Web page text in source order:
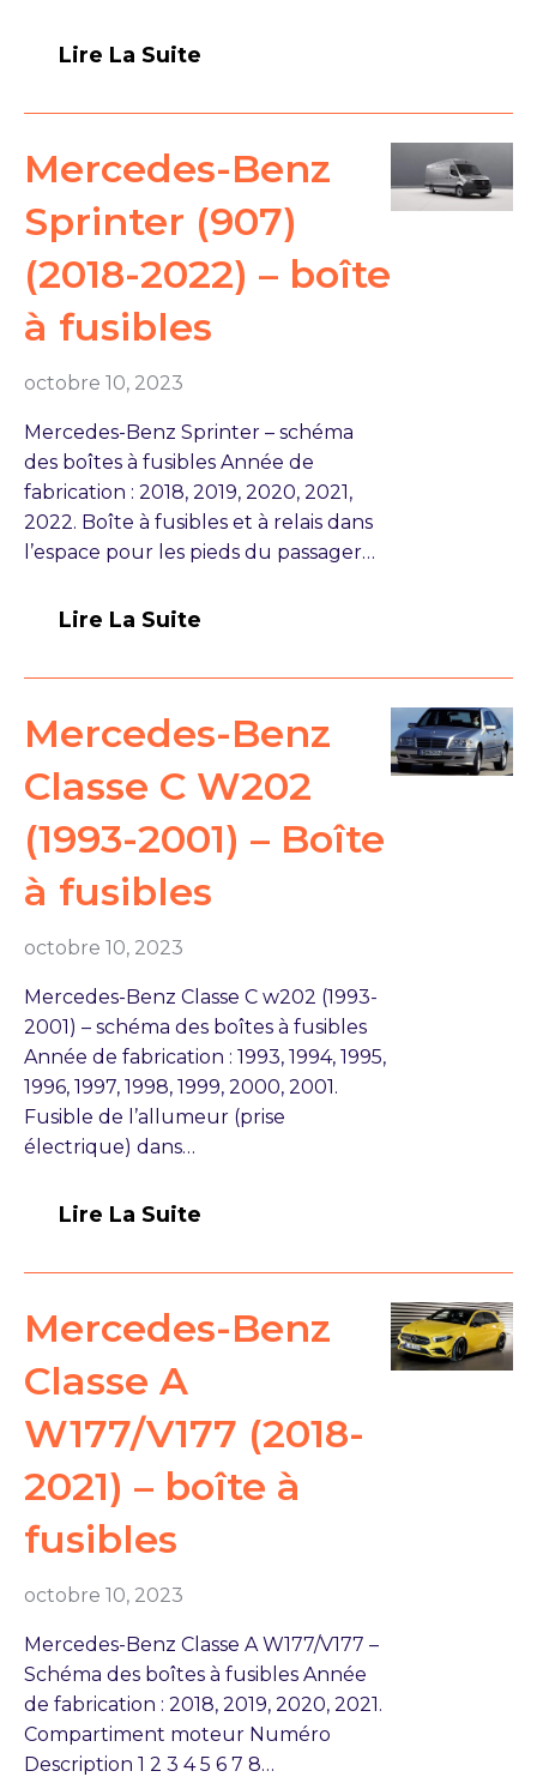
Lire La Suite
Mercedes-Benz
Sprinter (907)
(2018-2022) – boîte
à fusibles
octobre 10, 2023
Mercedes-Benz Sprinter – schéma
des boîtes à fusibles Année de
fabrication : 2018, 2019, 2020, 2021,
2022. Boîte à fusibles et à relais dans
l’espace pour les pieds du passager…
Lire La Suite
Mercedes-Benz
Classe C W202
(1993-2001) – Boîte
à fusibles
octobre 10, 2023
Mercedes-Benz Classe C w202 (1993-
2001) – schéma des boîtes à fusibles
Année de fabrication : 1993, 1994, 1995,
1996, 1997, 1998, 1999, 2000, 2001.
Fusible de l’allumeur (prise
électrique) dans…
Lire La Suite
Mercedes-Benz
Classe A
W177/V177 (2018-
2021) – boîte à
fusibles
octobre 10, 2023
Mercedes-Benz Classe A W177/V177 –
Schéma des boîtes à fusibles Année
de fabrication : 2018, 2019, 2020, 2021.
Compartiment moteur Numéro
Description 1 2 3 4 5 6 7 8…